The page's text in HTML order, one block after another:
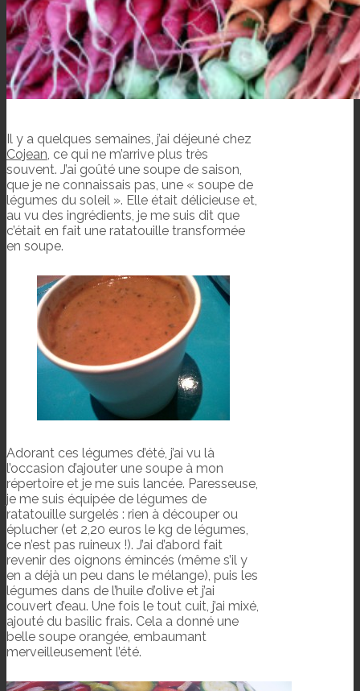
Il y a quelques semaines, j’ai déjeuné chez
Cojean , ce qui ne m’arrive plus très
souvent. J’ai goûté une soupe de saison,
que je ne connaissais pas, une « soupe de
légumes du soleil ». Elle était délicieuse et,
au vu des ingrédients, je me suis dit que
c’était en fait une ratatouille transformée
en soupe.
Adorant ces légumes d’été, j’ai vu là
l’occasion d’ajouter une soupe à mon
répertoire et je me suis lancée. Paresseuse,
je me suis équipée de légumes de
ratatouille surgelés : rien à découper ou
éplucher (et 2,20 euros le kg de légumes,
ce n’est pas ruineux !). J’ai d’abord fait
revenir des oignons émincés (même s’il y
en a déjà un peu dans le mélange), puis les
légumes dans de l’huile d’olive et j’ai
couvert d’eau. Une fois le tout cuit, j’ai mixé,
ajouté du basilic frais. Cela a donné une
belle soupe orangée, embaumant
merveilleusement l’été.